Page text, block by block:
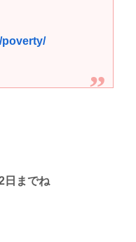
poverty/
日までね